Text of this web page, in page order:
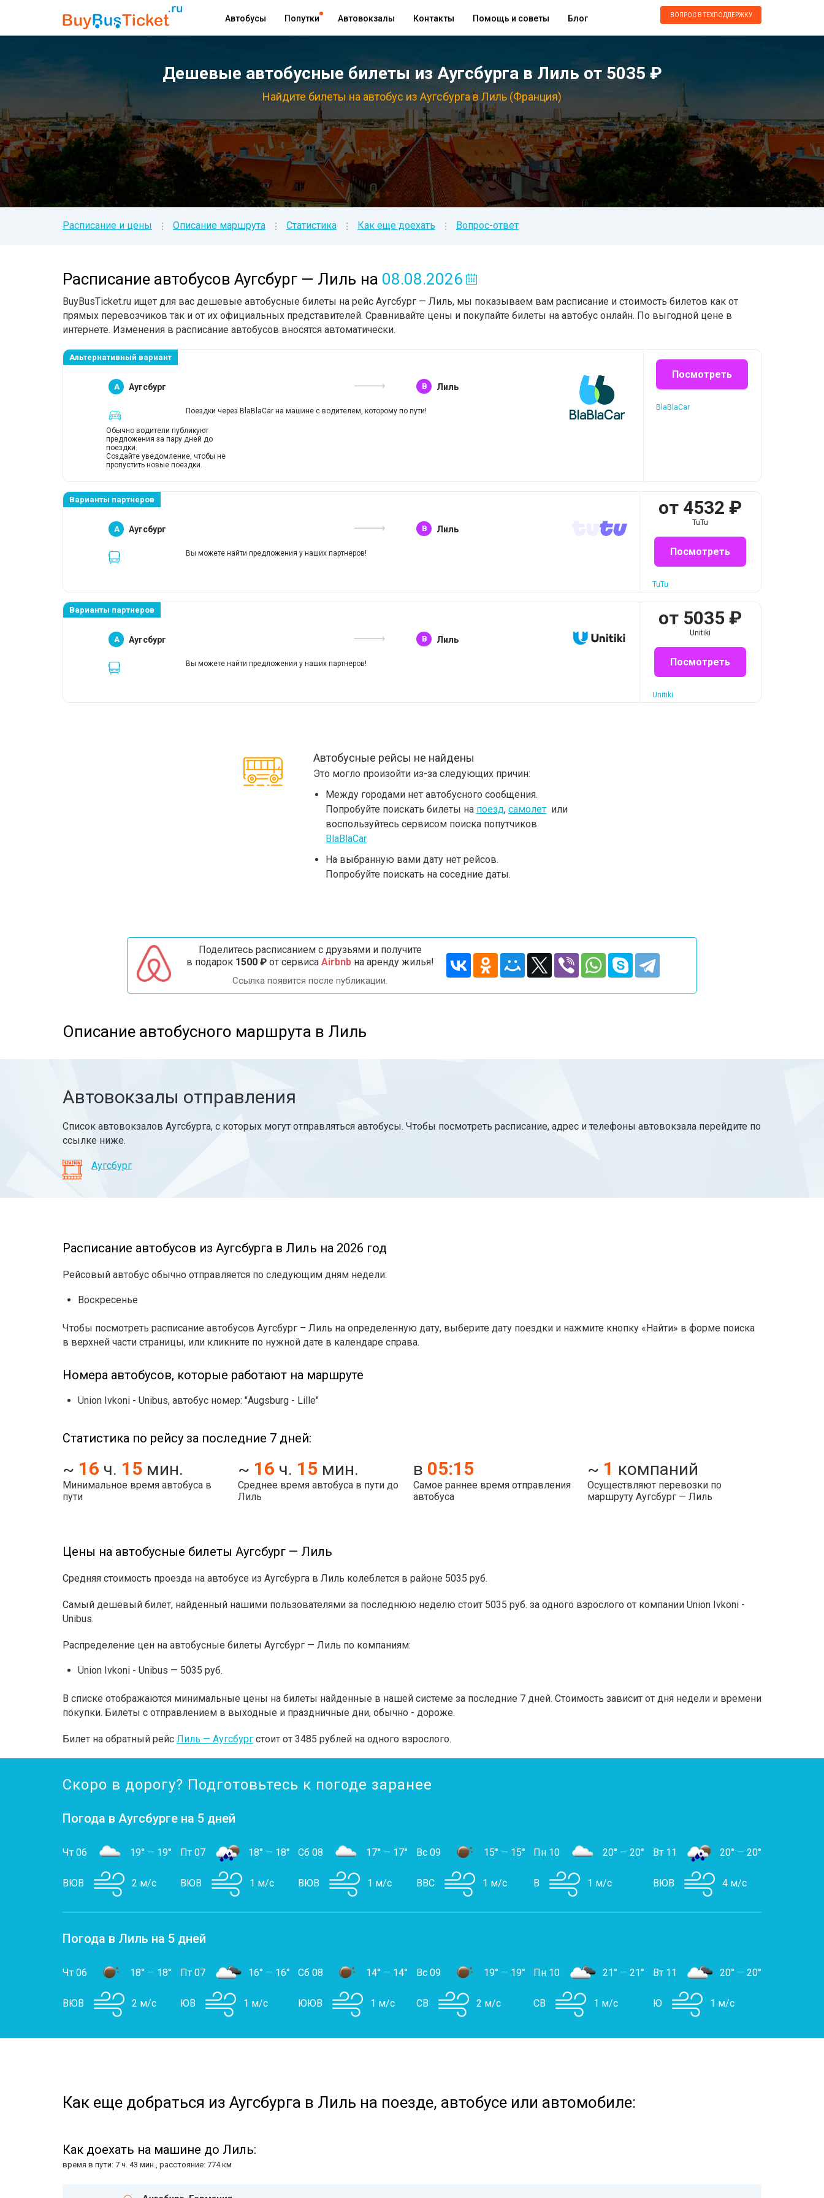
Автобусы Попутки Автовокзалы Контакты Помощь и советы Блог ВОПРОС В ТЕХПОДДЕРЖКУ
Дешевые автобусные билеты из Аугсбурга в Лиль от 5035 ₽
Найдите билеты на автобус из Аугсбурга в Лиль (Франция)
Расписание и цены ⁝ Описание маршрута ⁝ Статистика ⁝ Как еще доехать ⁝ Вопрос-ответ
Расписание автобусов Аугсбург — Лиль на 08.08.2026
BuyBusTicket.ru ищет для вас дешевые автобусные билеты на рейс Аугсбург — Лиль, мы показываем вам расписание и стоимость билетов как от
прямых перевозчиков так и от их официальных представителей. Сравнивайте цены и покупайте билеты на автобус онлайн. По выгодной цене в
интернете. Изменения в расписание автобусов вносятся автоматически.
Альтернативный вариант
A Аугсбург B Лиль
Поездки через BlaBlaCar на машине с водителем, которому по пути!
Обычно водители публикуют
предложения за пару дней до
поездки.
Создайте уведомление, чтобы не
пропустить новые поездки.
Посмотреть
BlaBlaCar
Варианты партнеров
A Аугсбург B Лиль
Вы можете найти предложения у наших партнеров!
от 4532 ₽
TuTu
Посмотреть
TuTu
Варианты партнеров
A Аугсбург B Лиль
Вы можете найти предложения у наших партнеров!
от 5035 ₽
Unitiki
Посмотреть
Unitiki
Автобусные рейсы не найдены
Это могло произойти из-за следующих причин:
Между городами нет автобусного сообщения.
Попробуйте поискать билеты на поезд, самолет или
воспользуйтесь сервисом поиска попутчиков
BlaBlaCar
На выбранную вами дату нет рейсов.
Попробуйте поискать на соседние даты.
Поделитесь расписанием с друзьями и получите
в подарок 1500 ₽от сервиса Airbnbна аренду жилья!
Ссылка появится после публикации.
Описание автобусного маршрута в Лиль
Автовокзалы отправления
Список автовокзалов Аугсбурга, с которых могут отправляться автобусы. Чтобы посмотреть расписание, адрес и телефоны автовокзала перейдите по
ссылке ниже.
Аугсбург
Расписание автобусов из Аугсбурга в Лиль на 2026 год
Рейсовый автобус обычно отправляется по следующим дням недели:
Воскресенье
Чтобы посмотреть расписание автобусов Аугсбург – Лиль на определенную дату, выберите дату поездки и нажмите кнопку «Найти» в форме поиска
в верхней части страницы, или кликните по нужной дате в календаре справа.
Номера автобусов, которые работают на маршруте
Union Ivkoni - Unibus, автобус номер: "Augsburg - Lille"
Статистика по рейсу за последние 7 дней:
~ 16 ч. 15 мин.
Минимальное время автобуса в
пути
~ 16 ч. 15 мин.
Среднее время автобуса в пути до
Лиль
в 05:15
Самое раннее время отправления
автобуса
~ 1 компаний
Осуществляют перевозки по
маршруту Аугсбург — Лиль
Цены на автобусные билеты Аугсбург — Лиль
Средняя стоимость проезда на автобусе из Аугсбурга в Лиль колеблется в районе 5035 руб.
Самый дешевый билет, найденный нашими пользователями за последнюю неделю стоит 5035 руб. за одного взрослого от компании Union Ivkoni -
Unibus.
Распределение цен на автобусные билеты Аугсбург — Лиль по компаниям:
Union Ivkoni - Unibus — 5035 руб.
В списке отображаются минимальные цены на билеты найденные в нашей системе за последние 7 дней. Стоимость зависит от дня недели и времени
покупки. Билеты с отправлением в выходные и праздничные дни, обычно - дороже.
Билет на обратный рейс Лиль — Аугсбург стоит от 3485 рублей на одного взрослого.
Скоро в дорогу? Подготовьтесь к погоде заранее
Погода в Аугсбурге на 5 дней
Чт 06 19° — 19°
ВЮВ 2 м/с
Пт 07 18° — 18°
ВЮВ 1 м/с
Сб 08 17° — 17°
ВЮВ 1 м/с
Вс 09 15° — 15°
ВВС 1 м/с
Пн 10 20° — 20°
В 1 м/с
Вт 11 20° — 20°
ВЮВ 4 м/с
Погода в Лиль на 5 дней
Чт 06 18° — 18°
ВЮВ 2 м/с
Пт 07 16° — 16°
ЮВ 1 м/с
Сб 08 14° — 14°
ЮЮВ 1 м/с
Вс 09 19° — 19°
СВ 2 м/с
Пн 10 21° — 21°
СВ 1 м/с
Вт 11 20° — 20°
Ю 1 м/с
Как еще добраться из Аугсбурга в Лиль на поезде, автобусе или автомобиле:
Как доехать на машине до Лиль:
время в пути: 7 ч. 43 мин., расстояние: 774 км